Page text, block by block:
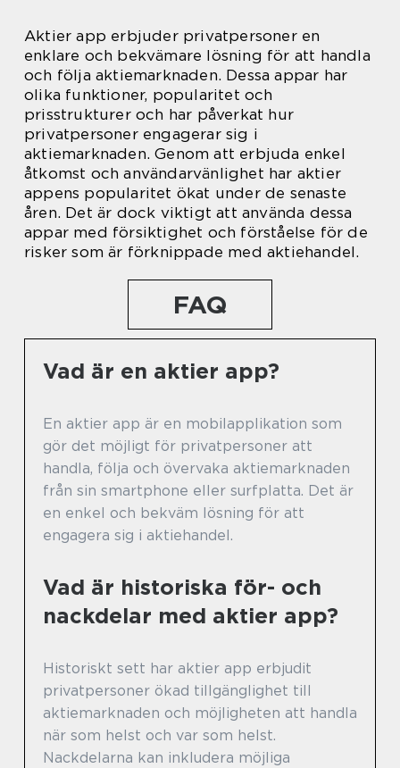
Aktier app erbjuder privatpersoner en
enklare och bekvämare lösning för att handla
och följa aktiemarknaden. Dessa appar har
olika funktioner, popularitet och
prisstrukturer och har påverkat hur
privatpersoner engagerar sig i
aktiemarknaden. Genom att erbjuda enkel
åtkomst och användarvänlighet har aktier
appens popularitet ökat under de senaste
åren. Det är dock viktigt att använda dessa
appar med försiktighet och förståelse för de
risker som är förknippade med aktiehandel.
FAQ
Vad är en aktier app?
En aktier app är en mobilapplikation som
gör det möjligt för privatpersoner att
handla, följa och övervaka aktiemarknaden
från sin smartphone eller surfplatta. Det är
en enkel och bekväm lösning för att
engagera sig i aktiehandel.
Vad är historiska för- och
nackdelar med aktier app?
Historiskt sett har aktier app erbjudit
privatpersoner ökad tillgänglighet till
aktiemarknaden och möjligheten att handla
när som helst och var som helst.
Nackdelarna kan inkludera möjliga